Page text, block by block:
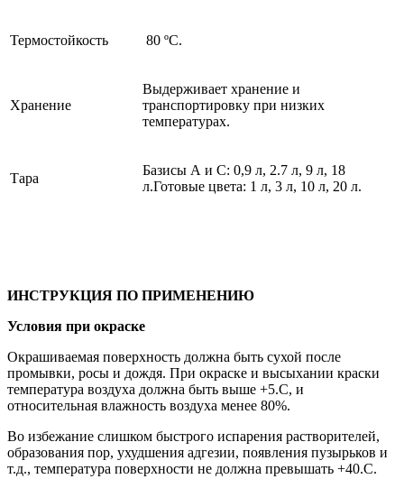
Термостойкость 80 ºС.
Хранение
Выдерживает хранение и
транспортировку при низких
температурах.
Тара
Базисы А и С: 0,9 л, 2.7 л, 9 л, 18
л.Готовые цвета: 1 л, 3 л, 10 л, 20 л.
ИНСТРУКЦИЯ ПО ПРИМЕНЕНИЮ
Условия при окраске
Окрашиваемая поверхность должна быть сухой после
промывки, росы и дождя. При окраске и высыхании краски
температура воздуха должна быть выше +5.С, и
относительная влажность воздуха менее 80%.
Во избежание слишком быстрого испарения растворителей,
образования пор, ухудшения адгезии, появления пузырьков и
т.д., температура поверхности не должна превышать +40.С.